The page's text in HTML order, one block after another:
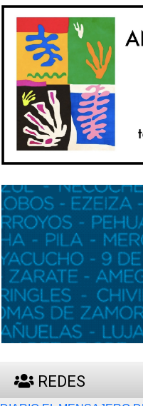
REDES